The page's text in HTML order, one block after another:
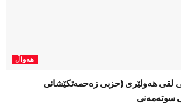
هەواڵ
لقی هەولێری (حزبی زەحمەتکێشانی
سوتەمەنی